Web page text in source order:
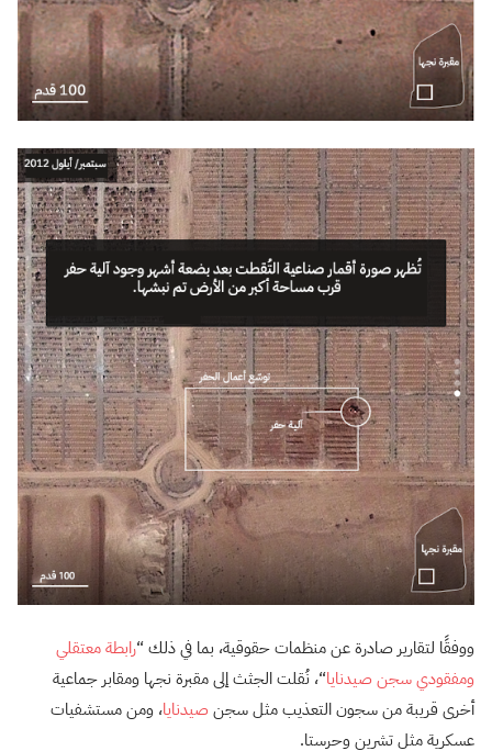
ووفقًا لتقارير صادرة عن منظمات حقوقية، بما في ذلك “رابطة معتقلي
ومفقودي سجن صيدنايا“، نُقلت الجثث إلى مقبرة نجها ومقابر جماعية
أخرى قريبة من سجون التعذيب مثل سجن صيدنايا، ومن مستشفيات
عسكرية مثل تشرين وحرستا.